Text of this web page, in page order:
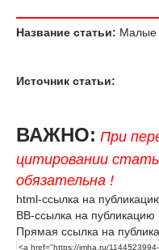
Название статьи: Малые
Источник статьи:
ВАЖНО: При
цитировании
обязательна !
html-ссылка на
BB-ссылка на публикацию
Прямая ссылка на